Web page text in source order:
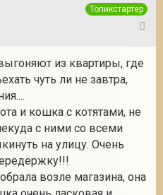
Топикстартер
из квартиры, где
чуть ли не завтра,
и кошка с котятами, не
с ними со всеми
на улицу. Очень
возле магазина, она